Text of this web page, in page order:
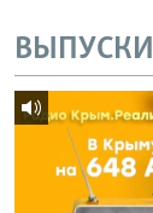
ВЫПУСКИ